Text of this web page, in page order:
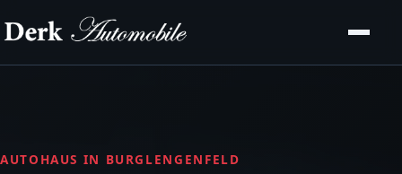
AUTOHAUS IN BURGLENGENFELD